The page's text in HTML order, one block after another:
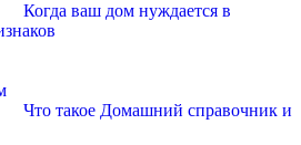
Когда ваш дом нуждается в
Что такое Домашний справочник и